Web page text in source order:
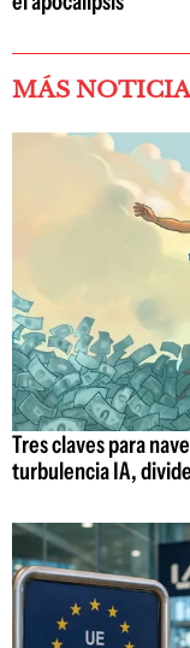
MÁS
Tres claves para
turbulencia IA,